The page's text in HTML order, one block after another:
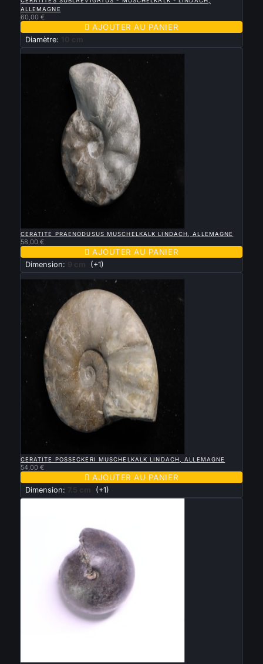
ALLEMAGNE
60,00 €
 AJOUTER AU PANIER
Diamètre: 10 cm
CERATITE PRAENODUSUS MUSCHELKALK LINDACH, ALLEMAGNE
58,00 €
 AJOUTER AU PANIER
Dimension: 9 cm (+1)
CERATITE POSSECKERI MUSCHELKALK LINDACH, ALLEMAGNE
54,00 €
 AJOUTER AU PANIER
Dimension: 7.5 cm (+1)